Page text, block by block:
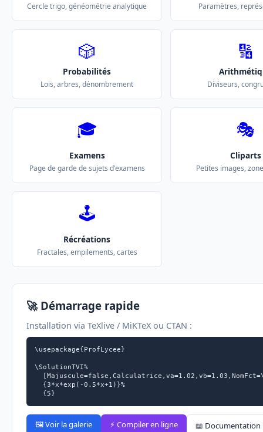
Cercle trigo, généométrie analytique Paramètres,
🎲
Probabilités
Lois, arbres, dénombrement
🔢
Diviseurs,
🎓
Examens
Page de garde de sujets d'examens
🎭
Cliparts
Petites images,
🕹
Récréations
Fractales, empilements, cartes
🚀 Démarrage rapide
Installation via TeXlive / MiKTeX ou CTAN :
\usepackage{ProfLycee}
\SolutionTVI%
  {3*x*exp(-0.5*x+1)}%
  {5}
🖼️ Voir la galerie ⚡ Compiler en ligne 📖 Documentation